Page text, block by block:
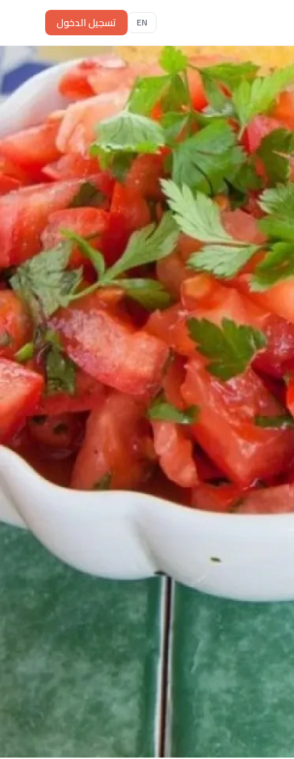
EN تسجيل الدخول